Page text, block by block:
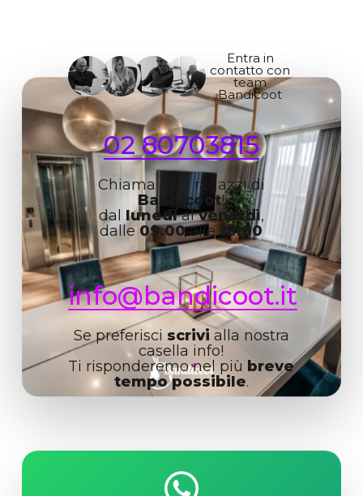
Entra in
contatto con
team
Bandicoot
02 80703815
Chiama ora i ragazzi di
Bandicoot!
dal lunedìalvenerdì,
dalle 09.00alle18.00
info@bandicoot.it
Se preferisci scrivi alla nostra
casella info!
Ti risponderemo nel più breve
tempo possibile.